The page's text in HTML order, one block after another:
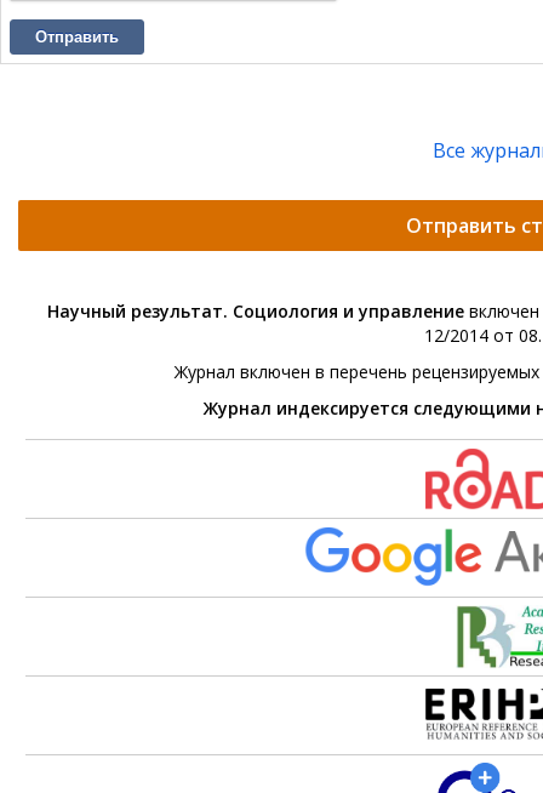
Отправить
Все
Отправить
Научный результат. Социология и управление
12/2014 от
Журнал включен в перечень
Журнал индексируется